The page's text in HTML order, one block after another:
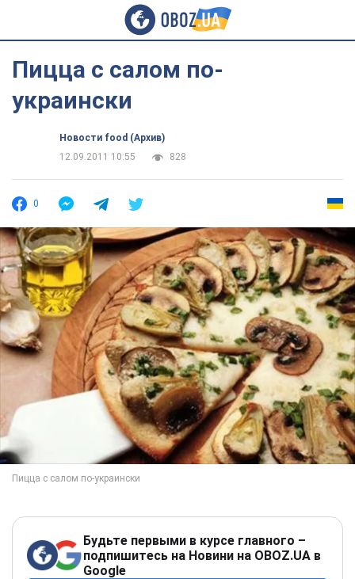
Пицца с салом по-
украински
Новости food (Архив)
12.09.2011 10:55
828
0
Будьте первыми в курсе главного –
подпишитесь на Новини на OBOZ.UA в
Google